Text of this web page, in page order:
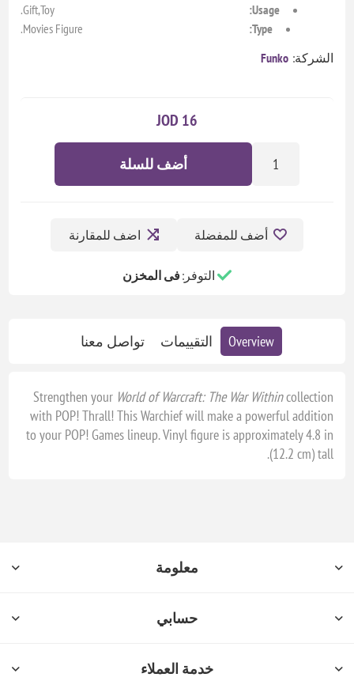
Usage:
Gift,Toy.
Type:
Movies Figure.
الشركة: Funko
16 JOD
أضف للسلة
أضف للمفضلة اضف للمقارنة
التوفر:فى المخزن
Overview التقييمات تواصل معنا
Strengthen your World of Warcraft: The War Withincollection
with POP! Thrall! This Warchief will make a powerful addition
to your POP! Games lineup. Vinyl figure is approximately 4.8 in
(12.2 cm) tall.
معلومة
حسابي
خدمة العملاء